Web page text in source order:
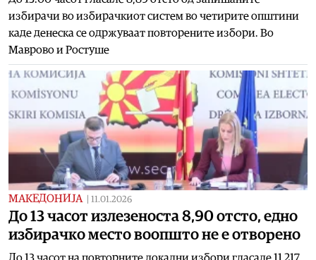
избирачи во избирачкиот систем во четирите општини
каде денеска се одржуваат повторените избори. Во
Маврово и Ростуше
МАКЕДОНИЈА 11.01.2026
До 13 часот излезеноста 8,90 отсто, едно
избирачко место воопшто не е отворено